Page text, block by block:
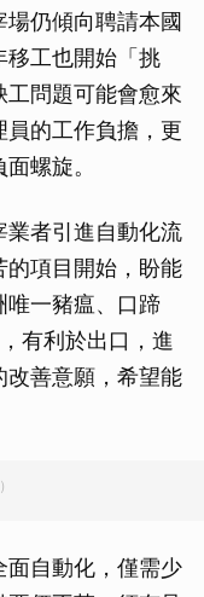
仍傾向聘請本國
移工也開始「挑
問題可能會愈來
的工作負擔，更
螺旋。
業者引進自動化流
的項目開始，盼能
唯一豬瘟、口蹄
有利於出口，進
改善意願，希望能
面自動化，僅需少